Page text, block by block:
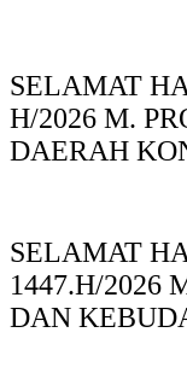
SELAMAT
H/2026 M.
DAERAH
SELAMAT
1447.H/2026
DAN